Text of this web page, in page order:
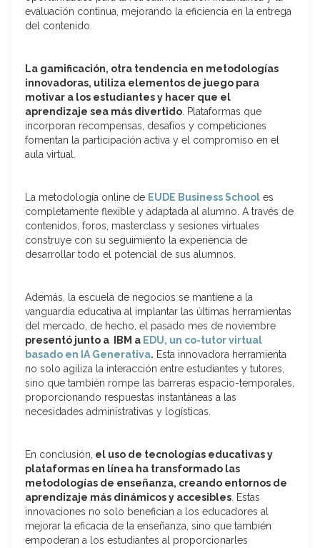
evaluación continua, mejorando la eficiencia en la entrega
del contenido.
La gamificación, otra tendencia en metodologías
innovadoras, utiliza elementos de juego para
motivar a los estudiantes y hacer que el
aprendizaje sea más divertido. Plataformas que
incorporan recompensas, desafíos y competiciones
fomentan la participación activa y el compromiso en el
aula virtual.
La metodología online de EUDE Business School es
completamente flexible y adaptada al alumno. A través de
contenidos, foros, masterclass y sesiones virtuales
construye con su seguimiento la experiencia de
desarrollar todo el potencial de sus alumnos.
Además, la escuela de negocios se mantiene a la
vanguardia educativa al implantar las últimas herramientas
del mercado, de hecho, el pasado mes de noviembre
presentó junto a IBM a EDU, un co-tutor virtual
basado en IA Generativa. Esta innovadora herramienta
no solo agiliza la interacción entre estudiantes y tutores,
sino que también rompe las barreras espacio-temporales,
proporcionando respuestas instantáneas a las
necesidades administrativas y logísticas.
En conclusión, el uso de tecnologías educativas y
plataformas en línea ha transformado las
metodologías de enseñanza, creando entornos de
aprendizaje más dinámicos y accesibles. Estas
innovaciones no solo benefician a los educadores al
mejorar la eficacia de la enseñanza, sino que también
empoderan a los estudiantes al proporcionarles